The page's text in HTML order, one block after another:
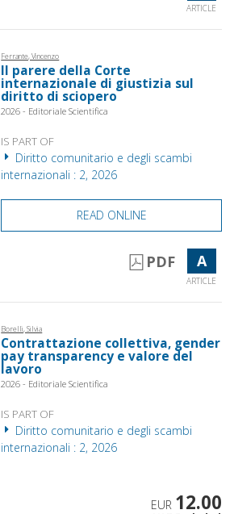
ARTICLE
Ferrante, Vincenzo
Il parere della Corte
internazionale di giustizia sul
diritto di sciopero
2026 - Editoriale Scientifica
IS PART OF
Diritto comunitario e degli scambi
internazionali : 2, 2026
READ ONLINE
PDF A
ARTICLE
Borelli, Silvia
Contrattazione collettiva, gender
pay transparency e valore del
lavoro
2026 - Editoriale Scientifica
IS PART OF
Diritto comunitario e degli scambi
internazionali : 2, 2026
EUR 12.00